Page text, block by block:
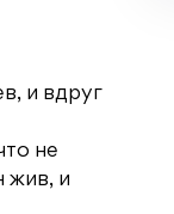
и вдруг
не
жив, и